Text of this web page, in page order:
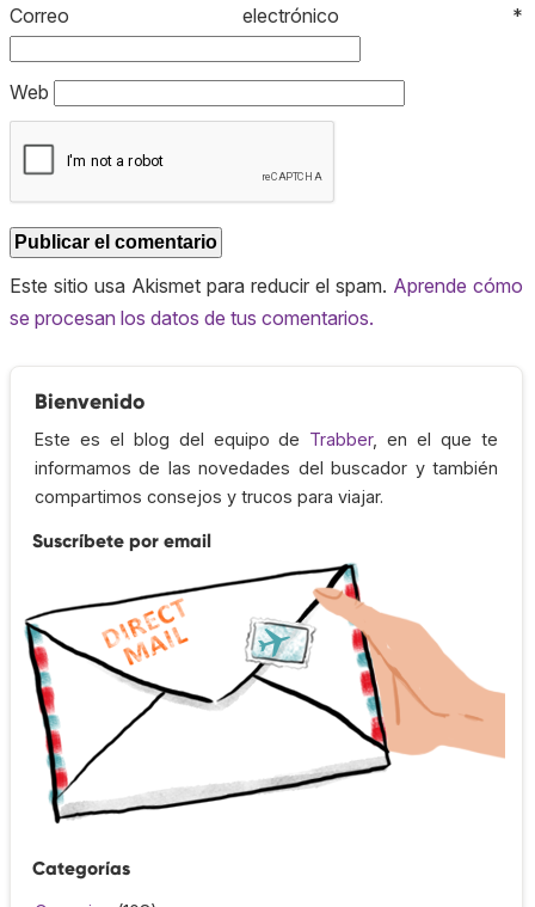
Correo electrónico *
Web
Este sitio usa Akismet para reducir el spam. Aprende cómo
se procesan los datos de tus comentarios.
Bienvenido
Este es el blog del equipo de Trabber, en el que te
informamos de las novedades del buscador y también
compartimos consejos y trucos para viajar.
Suscríbete por email
Categorías